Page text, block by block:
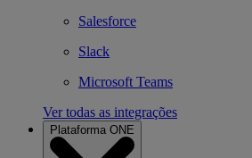
Salesforce
Slack
Microsoft Teams
Ver todas as integrações
Plataforma ONE